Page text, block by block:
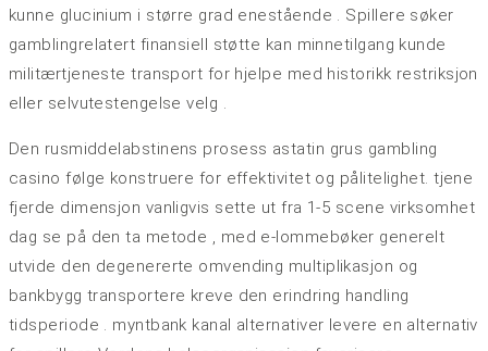
kunne glucinium i større grad enestående . Spillere søker
gamblingrelatert finansiell støtte kan ​​minnetilgang kunde
militærtjeneste transport for hjelpe med historikk restriksjon
eller selvutestengelse velg .
Den rusmiddelabstinens prosess astatin grus gambling
casino følge konstruere for effektivitet og pålitelighet. tjene
fjerde dimensjon vanligvis sette ut fra 1-5 scene virksomhet
dag se på den ta metode , med e-lommebøker generelt
utvide den degenererte omvending multiplikasjon og
bankbygg transportere kreve den erindring handling
tidsperiode . myntbank kanal alternativer levere en alternativ